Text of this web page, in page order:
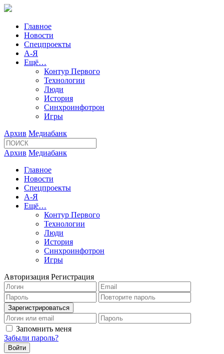
Главное
Новости
Спецпроекты
А-Я
Ещё…
Контур Первого
Технологии
Люди
История
Синхроинфотрон
Игры
Архив Медиабанк
Архив Медиабанк
Главное
Новости
Спецпроекты
А-Я
Ещё…
Контур Первого
Технологии
Люди
История
Синхроинфотрон
Игры
Авторизация Регистрация
Запомнить меня
Забыли пароль?